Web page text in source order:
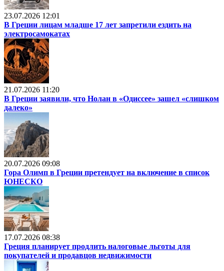
23.07.2026 12:01
В Греции лицам младше 17 лет запретили ездить на
электросамокатах
21.07.2026 11:20
В Греции заявили, что Нолан в «Одиссее» зашел «слишком
далеко»
20.07.2026 09:08
Гора Олимп в Греции претендует на включение в список
ЮНЕСКО
17.07.2026 08:38
Греция планирует продлить налоговые льготы для
покупателей и продавцов недвижимости